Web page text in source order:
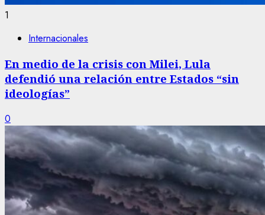
1
Internacionales
En medio de la crisis con Milei, Lula
defendió una relación entre Estados “sin
ideologías”
0